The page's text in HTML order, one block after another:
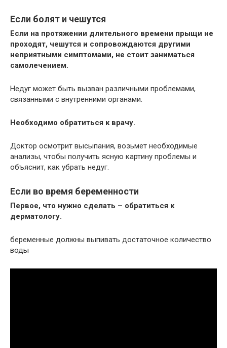
Если болят и чешутся
Если на протяжении длительного времени прыщи не
проходят, чешутся и сопровождаются другими
неприятными симптомами, не стоит заниматься
самолечением.
Недуг может быть вызван различными проблемами,
связанными с внутренними органами.
Необходимо обратиться к врачу.
Доктор осмотрит высыпания, возьмет необходимые
анализы, чтобы получить ясную картину проблемы и
объяснит, как убрать недуг.
Если во время беременности
Первое, что нужно сделать – обратиться к
дерматологу.
беременные должны выпивать достаточное количество
воды